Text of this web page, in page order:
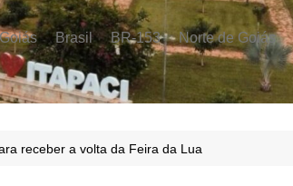
Goiás Brasil BR-153 Norte de Goiás
receber a volta da Feira da Lua